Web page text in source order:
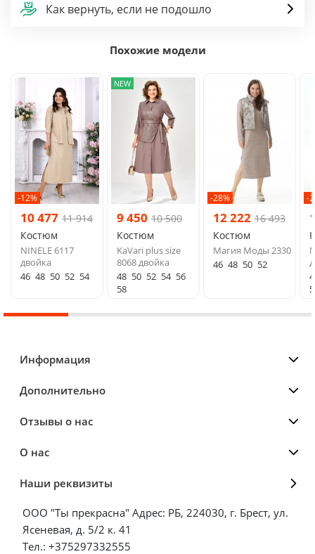
Как вернуть, если не подошло
Похожие модели
-12%
10 477 11 914
Костюм
NINELE 6117
двойка
46 48 50 52 54
NEW
9 450 10 500
Костюм
KaVari plus size
8068 двойка
48 50 52 54 56
58
-28%
12 222 16 493
Костюм
Магия Моды 2330
46 48 50 52
-
Информация
Дополнительно
Отзывы о нас
О нас
Наши реквизиты
ООО "Ты прекрасна" Адрес: РБ, 224030, г. Брест, ул.
Ясеневая, д. 5/2 к. 41
Тел.: +375297332555